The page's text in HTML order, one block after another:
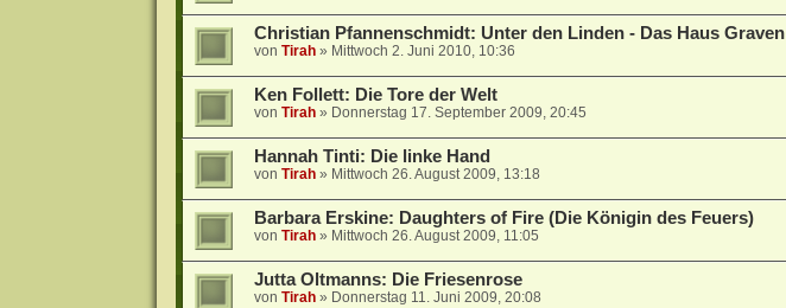
Christian Pfannenschmidt: Unter den Linden - Das Haus Graven
von Tirah» Mittwoch 2. Juni 2010, 10:36
Ken Follett: Die Tore der Welt
von Tirah» Donnerstag 17. September 2009, 20:45
Hannah Tinti: Die linke Hand
von Tirah» Mittwoch 26. August 2009, 13:18
Barbara Erskine: Daughters of Fire (Die Königin des Feuers)
von Tirah» Mittwoch 26. August 2009, 11:05
Jutta Oltmanns: Die Friesenrose
von Tirah» Donnerstag 11. Juni 2009, 20:08